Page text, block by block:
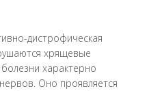
дистрофическая
хрящевые
характерно
Оно проявляется